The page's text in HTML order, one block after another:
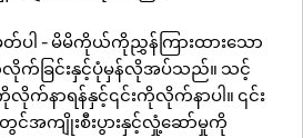
ပါ - မိမိကိုယ်ကိုညွှန်ကြားထားသော
က်ခြင်းနှင့်ပုံမှန်လိုအပ်သည်။ သင့်
က်နာရန်နှင့်၎င်းကိုလိုက်နာပါ။ ၎င်း
အကျိုးစီးပွားနှင့်လှုံ့ဆော်မှုကို